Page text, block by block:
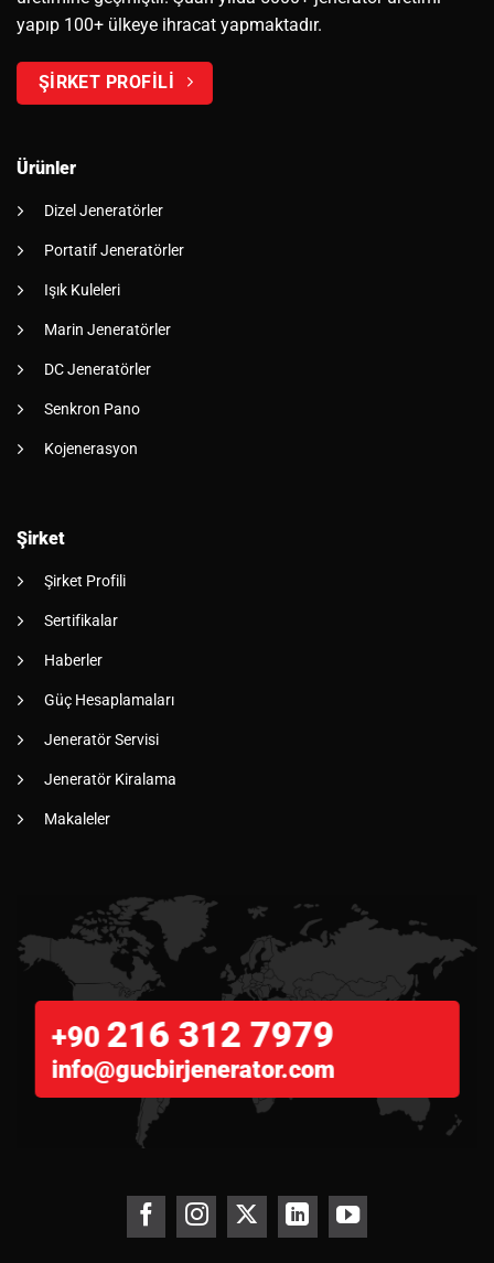
yapıp 100+ ülkeye ihracat yapmaktadır.
ŞİRKET PROFİLİ
Ürünler
Dizel Jeneratörler
Portatif Jeneratörler
Işık Kuleleri
Marin Jeneratörler
DC Jeneratörler
Senkron Pano
Kojenerasyon
Şirket
Şirket Profili
Sertifikalar
Haberler
Güç Hesaplamaları
Jeneratör Servisi
Jeneratör Kiralama
Makaleler
+90 216 312 7979
info@gucbirjenerator.com